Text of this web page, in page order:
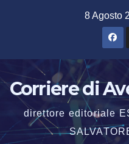
8 Agosto
Corriere di
direttore editoriale